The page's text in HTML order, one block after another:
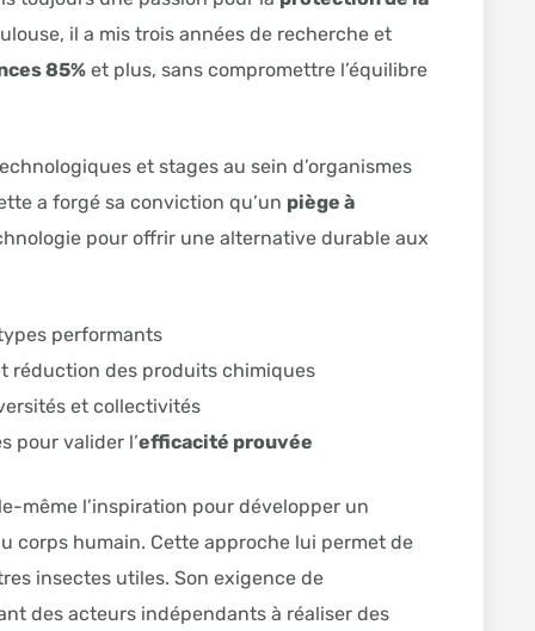
il a mis trois années de recherche et
85% et plus, sans compromettre l’équilibre
et stages au sein d’organismes
a forgé sa conviction qu’un piège à
pour offrir une alternative durable aux
performants
réduction des produits chimiques
et collectivités
pour valider l’efficacité prouvée
même l’inspiration pour développer un
corps humain. Cette approche lui permet de
insectes utiles. Son exigence de
des acteurs indépendants à réaliser des